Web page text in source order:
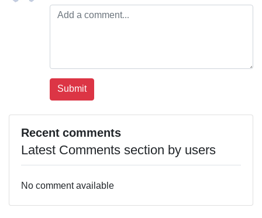
Recent comments
Latest Comments section by users
No comment available